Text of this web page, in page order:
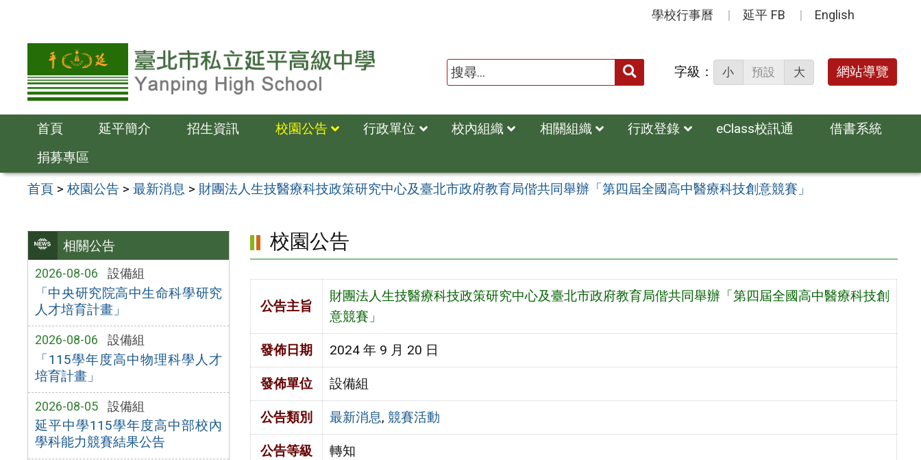
容
學校行事曆 延平 FB English
送出 字級： 小 預設 大 網站導覽
首頁 延平簡介 招生資訊 校園公告 行政單位 校內組織 相關組織 行政登錄 eClass校訊通
借書系統
捐募專區
首頁 >校園公告 >最新消息 > 財團法人生技醫療科技政策研究中心及臺北市政府教育局偕共同舉辦「第四屆全國高中醫療科技創意競賽」
相關公告
2026-08-06 設備組
「中央研究院高中生命科學研究
人才培育計畫」
2026-08-06 設備組
「115學年度高中物理科學人才
培育計畫」
2026-08-05 設備組
延平中學115學年度高中部校內
學科能力競賽結果公告
校園公告
公告主旨
財團法人生技醫療科技政策研究中心及臺北市政府教育局偕共同舉辦「第四屆全國高中醫療科技創
意競賽」
發佈日期 2024 年 9 月 20 日
發佈單位 設備組
公告類別 最新消息, 競賽活動
公告等級 轉知